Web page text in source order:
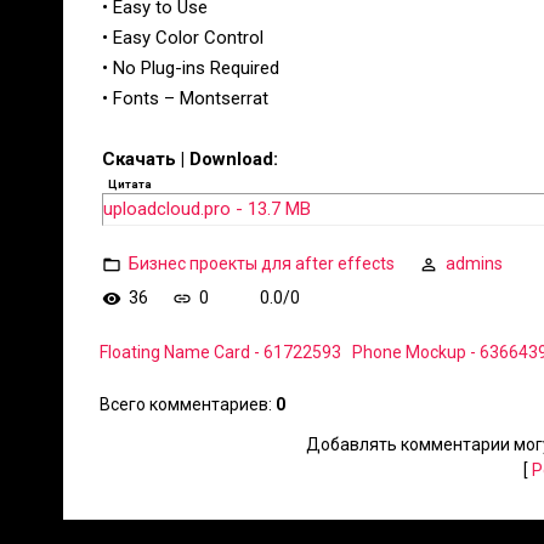
• Easy to Use
• Easy Color Control
• No Plug-ins Required
• Fonts – Montserrat
Скачать | Download:
Цитата
uploadcloud.pro - 13.7 MB
Бизнес проекты для after effects
admins
36
0 0.0/0
Floating Name Card - 61722593 Phone Mockup -
Всего комментариев: 0
Добавлять комментарии
[